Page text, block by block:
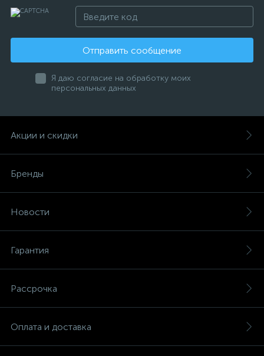
Отправить сообщение
Я даю согласие на обработку моих
персональных данных
Акции и скидки
Бренды
Новости
Гарантия
Рассрочка
Оплата и доставка